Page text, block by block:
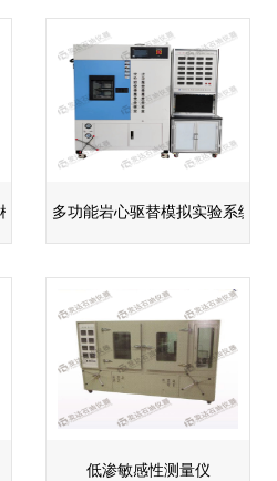
拟模型多功能岩心驱替模拟实验系统
低渗敏感性测量仪